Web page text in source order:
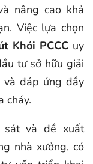
nâng cao khả
Việc lựa chọn
Khói PCCCuy
tư sở hữu giải
và đáp ứng đầy
cháy.
sát và đề xuất
nhà xưởng, có